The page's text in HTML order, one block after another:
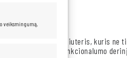
veiksmingumą,
yra nešiojamas kompiuteris, kuris
stiliaus ir funkcionalumo